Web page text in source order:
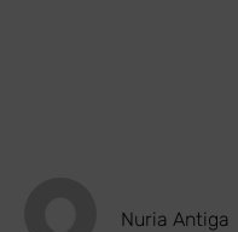
Nuria Antiga